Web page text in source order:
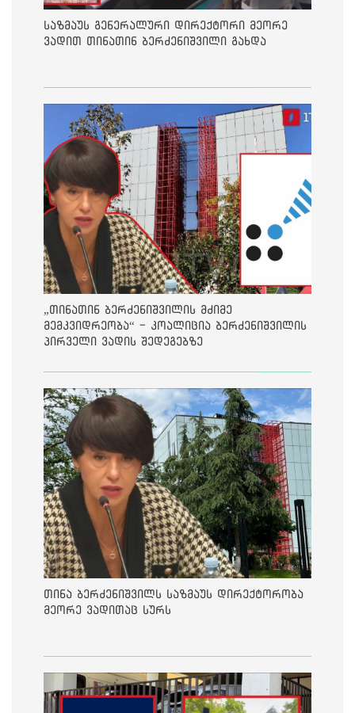
საზმაუს გენერალური დირექტორი მეორე
ვადით თინათინ ბერძენიშვილი გახდა
„თინათინ ბერძენიშვილის მძიმე
მემკვიდრეობა“ - კოალიცია ბერძენიშვილის
პირველი ვადის შედეგებზე
თინა ბერძენიშვილს საზმაუს დირექტორობა
მეორე ვადითაც სურს